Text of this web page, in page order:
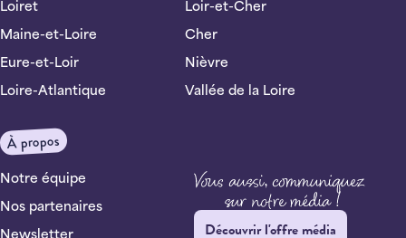
Loiret Loir-et-Cher
Maine-et-Loire Cher
Eure-et-Loir Nièvre
Loire-Atlantique Vallée de la Loire
À propos
Notre équipe
Nos partenaires
Découvrir l'offre média